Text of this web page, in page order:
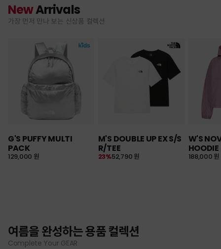
NewArrivals
가장 먼저 만나 보는 신상품 컬렉션
G'S PUFFY MULTI
PACK
129,000 원
M'S DOUBLE UP EX S/S
R/TEE
52,790 원
23%
W'S
HOODIE
188,000 원
여름을 완성하는 용품 컬렉션
Complete Your GEAR